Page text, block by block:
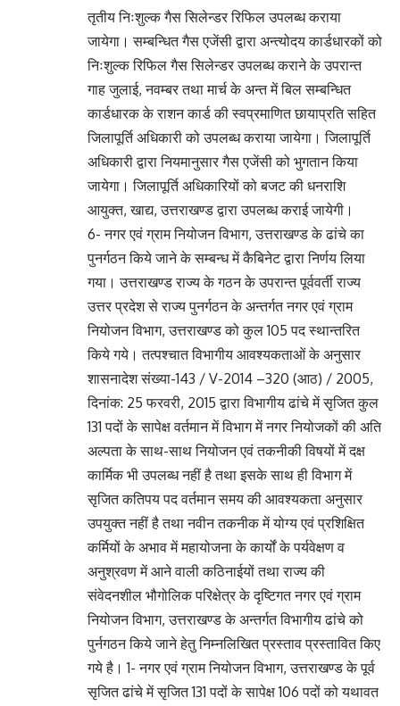
तृतीय निःशुल्क गैस सिलेन्डर रिफिल उपलब्ध कराया
जायेगा। सम्बन्धित गैस एजेंसी द्वारा अन्त्योदय कार्डधारकों को
निःशुल्क रिफिल गैस सिलेन्डर उपलब्ध कराने के उपरान्त
गाह जुलाई, नवम्बर तथा मार्च के अन्त में बिल सम्बन्धित
कार्डधारक के राशन कार्ड की स्वप्रमाणित छायाप्रति सहित
जिलापूर्ति अधिकारी को उपलब्ध कराया जायेगा। जिलापूर्ति
अधिकारी द्वारा नियमानुसार गैस एजेंसी को भुगतान किया
जायेगा। जिलापूर्ति अधिकारियों को बजट की धनराशि
आयुक्त, खाद्य, उत्तराखण्ड द्वारा उपलब्ध कराई जायेगी।
6- नगर एवं ग्राम नियोजन विभाग, उत्तराखण्ड के ढांचे का
पुनर्गठन किये जाने के सम्बन्ध में कैबिनेट द्वारा निर्णय लिया
गया। उत्तराखण्ड राज्य के गठन के उपरान्त पूर्ववर्ती राज्य
उत्तर प्रदेश से राज्य पुनर्गठन के अन्तर्गत नगर एवं ग्राम
नियोजन विभाग, उत्तराखण्ड को कुल 105 पद स्थान्तरित
किये गये। तत्पश्चात विभागीय आवश्यकताओं के अनुसार
शासनादेश संख्या-143 / V-2014 –320 (आठ) / 2005,
दिनांक: 25 फरवरी, 2015 द्वारा विभागीय ढांचे में सृजित कुल
131 पदों के सापेक्ष वर्तमान में विभाग में नगर नियोजकों की अति
अल्पता के साथ-साथ नियोजन एवं तकनीकी विषयों में दक्ष
कार्मिक भी उपलब्ध नहीं है तथा इसके साथ ही विभाग में
सृजित कतिपय पद वर्तमान समय की आवश्यकता अनुसार
उपयुक्त नहीं है तथा नवीन तकनीक में योग्य एवं प्रशिक्षित
कर्मियों के अभाव में महायोजना के कार्यों के पर्यवेक्षण व
अनुश्रवण में आने वाली कठिनाईयों तथा राज्य की
संवेदनशील भौगोलिक परिक्षेत्र के दृष्टिगत नगर एवं ग्राम
नियोजन विभाग, उत्तराखण्ड के अन्तर्गत विभागीय ढांचे को
पुर्नगठन किये जाने हेतु निम्नलिखित प्रस्ताव प्रस्तावित किए
गये है। 1- नगर एवं ग्राम नियोजन विभाग, उत्तराखण्ड के पूर्व
सृजित ढांचे में सृजित 131 पदों के सापेक्ष 106 पदों को यथावत